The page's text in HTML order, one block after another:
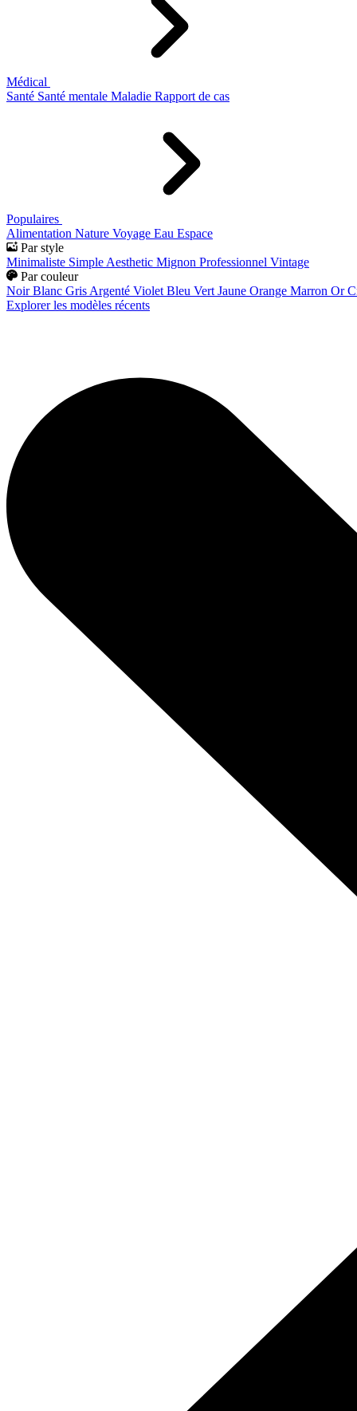
Médical
Santé Santé mentale Maladie Rapport de cas
Populaires
Alimentation Nature Voyage Eau Espace
Par style
Minimaliste Simple Aesthetic Mignon Professionnel Vintage
Par couleur
Noir Blanc Gris Argenté Violet Bleu Vert Jaune Orange Marron Or
Explorer les modèles récents